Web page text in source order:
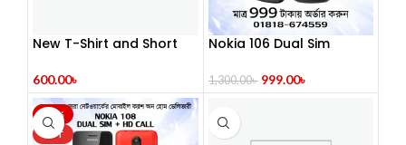
New T-Shirt and Short
600.00৳
Nokia 106 Dual Sim
1,300.00৳ 999.00৳
-25%
HOT